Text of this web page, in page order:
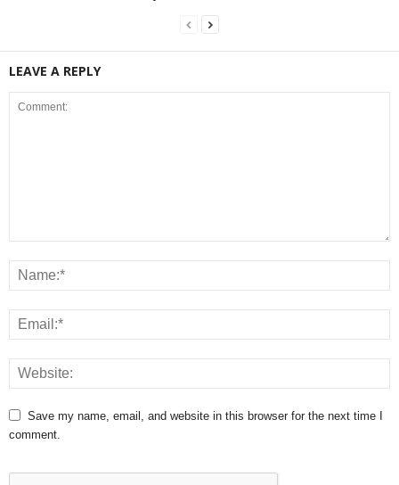
LEAVE A REPLY
Save my name, email, and website in this browser for the next time I
comment.